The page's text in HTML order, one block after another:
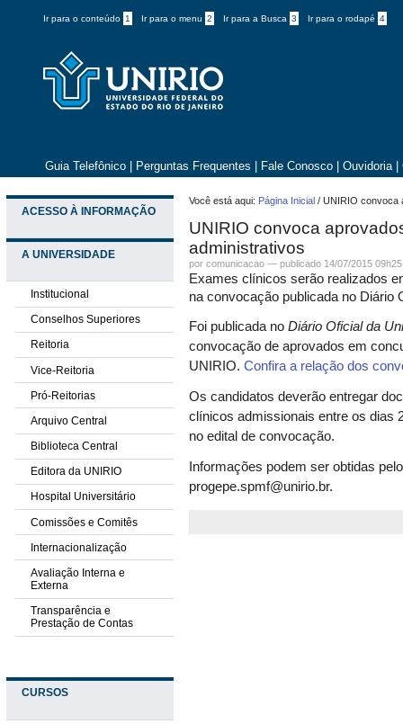
Ir para o conteúdo 1 Ir para o menu 2 Ir para a Busca 3 Ir para o rodapé 4
Guia Telefônico Perguntas Frequentes Fale Conosco Ouvidoria
ACESSO À INFORMAÇÃO
A UNIVERSIDADE
Institucional
Conselhos Superiores
Reitoria
Vice-Reitoria
Pró-Reitorias
Arquivo Central
Biblioteca Central
Editora da UNIRIO
Hospital Universitário
Comissões e Comitês
Internacionalização
Avaliação Interna e
Externa
Transparência e
Prestação de Contas
CURSOS
Você está aqui: Página Inicial /UNIRIO convoca
UNIRIO convoca
administrativos
por comunicacao —publicado 14/07/2015
Exames clínicos serão realizados
na convocação publicada no Diário
Foi publicada noDiário Oficial da
convocação de aprovados em
UNIRIO.Confira a relação dos
Os candidatos deverão entregar
clínicos admissionais entre os dias
no edital de convocação.
Informações podem ser obtidas
progepe.spmf@unirio.br.